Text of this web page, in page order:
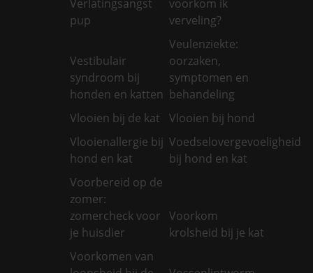
Verlatingsangst
pup
voorkom ik
verveling?
Vestibulair
syndroom bij
honden en katten
Veulenziekte:
oorzaken,
symptomen en
behandeling
Vlooien bij de kat
Vlooien bij hond
Vlooienallergie bij
hond en kat
Voedselovergevoeligheid
bij hond en kat
Voorbereid op de
zomer:
zomercheck voor
je huisdier
Voorkom
krolsheid bij je kat
Voorkomen van